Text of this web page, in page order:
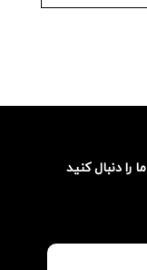
ما را دنبال کنید